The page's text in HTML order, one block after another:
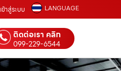
เข้าสู่ระบบ LANGUAGE
ติดต่อเรา คลิก
099-229-6544